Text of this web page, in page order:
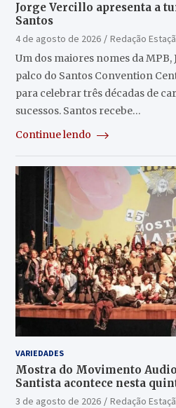
Jorge Vercillo apresenta a
Santos
4 de agosto de 2026
Redação
Um dos maiores nomes da MPB,
palco do Santos Convention
para celebrar três décadas de
sucessos. Santos recebe…
Continue lendo
VARIEDADES
Mostra do Movimento
Santista acontece nesta
Guarany
3 de agosto de 2026
Redação